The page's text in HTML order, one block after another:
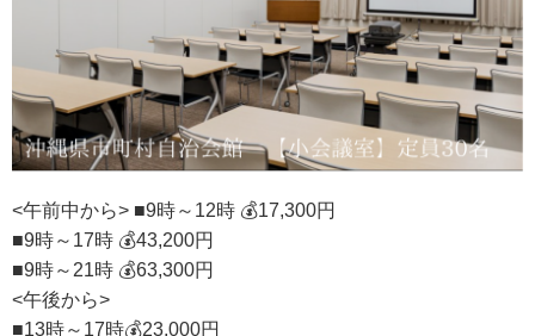
<午前中から> ■9時～12時 💰17,300円
■9時～17時 💰43,200円
■9時～21時 💰63,300円
<午後から>
■13時～17時💰23,000円